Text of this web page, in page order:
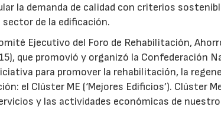
la demanda de calidad con criterios
de la edificación.
Ejecutivo del Foro de Rehabilitación,
que promovió y organizó la Confederación
para promover la rehabilitación, la
el Clúster ME (‘Mejores Edificios’). Clúster
y las actividades económicas de